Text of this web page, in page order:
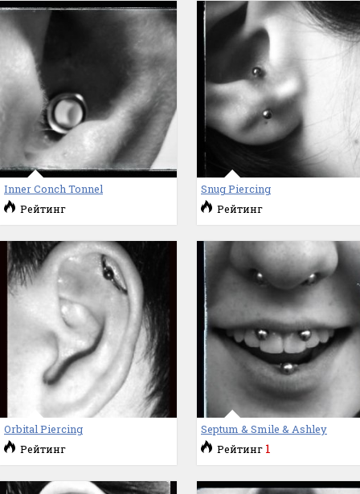
Inner Conch Tonnel
Рейтинг
Snug Piercing
Рейтинг
Orbital Piercing
Рейтинг
Septum & Smile & Ashley
Рейтинг 1